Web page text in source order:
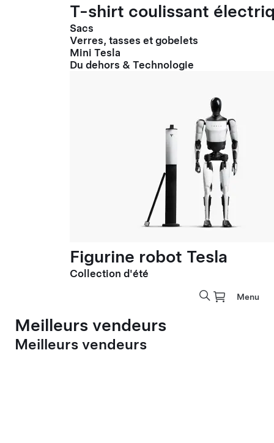
T-shirt coulissant
Sacs
Verres, tasses et gobelets
Mini Tesla
Du dehors & Technologie
Figurine robot Tesla
Collection d'été
Menu
Meilleurs vendeurs
Meilleurs vendeurs